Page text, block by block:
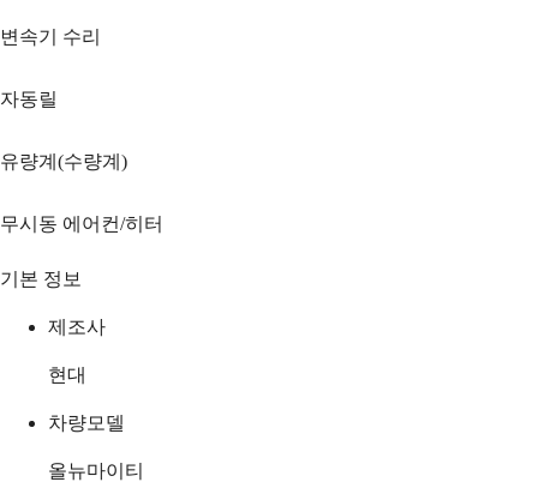
변속기 수리
자동릴
유량계(수량계)
무시동 에어컨/히터
기본 정보
제조사
현대
차량모델
올뉴마이티